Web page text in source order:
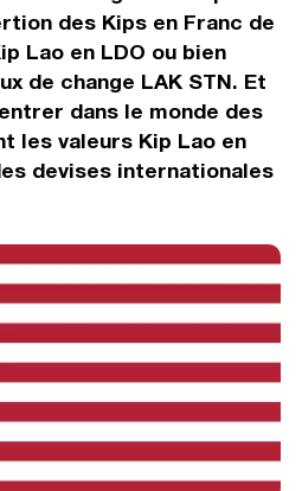
des Kips en Franc de
Lao en LDO ou bien
de change LAK STN. Et
dans le monde des
les valeurs Kip Lao en
devises internationales